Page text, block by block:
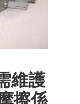
維護
擦係